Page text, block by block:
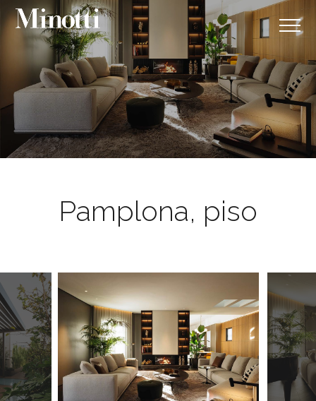
Pamplona, piso
16 2